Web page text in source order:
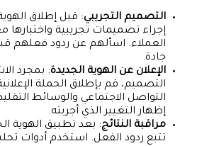
التصميم التجريبي: قبل إطلاق
إجراء تصميمات تجريبية
العملاء. اسألهم عن ردود فعلهم
جادة.
الإعلان عن الهوية الجديدة: بمجرد
التصميم، قم بإطلاق الحملة
التواصل الاجتماعي والوسائط
إظهار التغيير الذي أجريته.
مراقبة النتائج: بعد تطبيق الهوية
تتبع ردود الفعل. استخدم أدوات